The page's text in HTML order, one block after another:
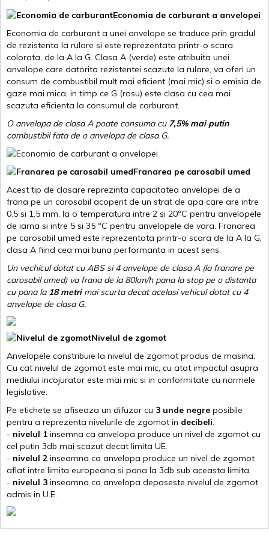
Economia de carburant a anvelopei
Economia de carburant a unei anvelope se traduce prin gradul
de rezistenta la rulare si este reprezentata printr-o scara
colorata, de la A la G. Clasa A (verde) este atribuita unei
anvelope care datorita rezistentei scazute la rulare, va oferi un
consum de combustibil mult mai eficient (mai mic) si o emisia de
gaze mai mica, in timp ce G (rosu) este clasa cu cea mai
scazuta eficienta la consumul de carburant.
O anvelopa de clasa A poate consuma cu 7,5% mai putin
combustibil fata de o anvelopa de clasa G.
Franarea pe carosabil umed
Acest tip de clasare reprezinta capacitatea anvelopei de a
frana pe un carosabil acoperit de un strat de apa care are intre
0.5 si 1.5 mm, la o temperatura intre 2 si 20ºC pentru anvelopele
de iarna si intre 5 si 35 ºC pentru anvelopele de vara. Franarea
pe carosabil umed este reprezentata printr-o scara de la A la G,
clasa A fiind cea mai buna performanta in acest sens.
Un vechicul dotat cu ABS si 4 anvelope de clasa A (la franare pe
carosabil umed) va frana de la 80km/h pana la stop pe o distanta
cu pana la 18 metrimai scurta decat acelasi vehicul dotat cu 4
anvelope de clasa G.
Nivelul de zgomot
Anvelopele constribuie la nivelul de zgomot produs de masina.
Cu cat nivelul de zgomot este mai mic, cu atat impactul asupra
mediului incojurator este mai mic si in conformitate cu normele
legislative.
Pe etichete se afiseaza un difuzor cu 3 unde negre posibile
pentru a reprezenta nivelurile de zgomot in decibeli
- nivelul 1 insemna ca anvelopa produce un nivel de zgomot cu
cel putin 3db mai scazut decat limita UE.
- nivelul 2 inseamna ca anvelopa produce un nivel de zgomot
aflat intre limita europeana si pana la 3db sub aceasta limita.
- nivelul 3 inseamna ca anvelopa depaseste nivelul de zgomot
admis in U.E.